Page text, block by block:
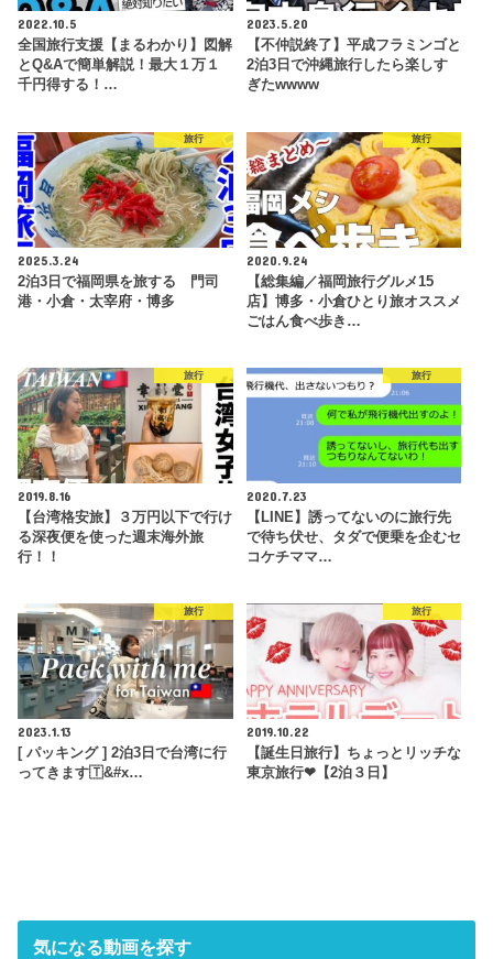
2022.10.5
全国旅行支援【まるわかり】図解
とQ&Aで簡単解説！最大１万１
千円得する！…
2023.5.20
【不仲説終了】平成フラミンゴと
2泊3日で沖縄旅行したら楽しす
ぎたwwww
旅行
2025.3.24
2泊3日で福岡県を旅する 門司
港・小倉・太宰府・博多
旅行
2020.9.24
【総集編／福岡旅行グルメ15
店】博多・小倉ひとり旅オススメ
ごはん食べ歩き…
旅行
2019.8.16
【台湾格安旅】３万円以下で行け
る深夜便を使った週末海外旅
行！！
旅行
2020.7.23
【LINE】誘ってないのに旅行先
で待ち伏せ、タダで便乗を企むセ
コケチママ…
旅行
2023.1.13
[ パッキング ] 2泊3日で台湾に行
ってきます🇹&#x…
旅行
2019.10.22
【誕生日旅行】ちょっとリッチな
東京旅行❤︎【2泊３日】
気になる動画を探す